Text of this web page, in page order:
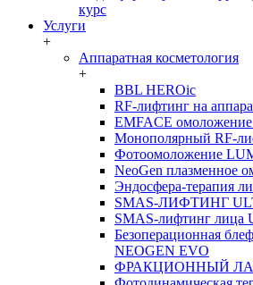
курс
Услуги
+
Аппаратная косметология
+
BBL HEROic
RF-лифтинг на
EMFACE
Монополярный RF-
Фотоомоложение
NeoGen плазменное
Эндосфера-терапия
SMAS-ЛИФТИНГ
SMAS-лифтинг лица
Безоперационная
NEOGEN EVO
ФРАКЦИОННЫЙ